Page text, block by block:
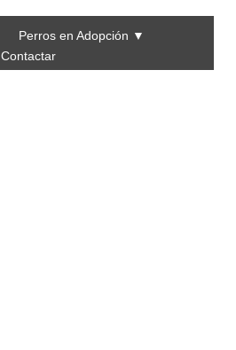
Perros en Adopción ▼
Contactar